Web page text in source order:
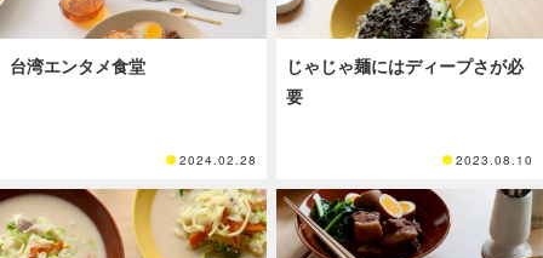
台湾エンタメ食堂
2024.02.28
じゃじゃ麺にはディープさが必
要
2023.08.10